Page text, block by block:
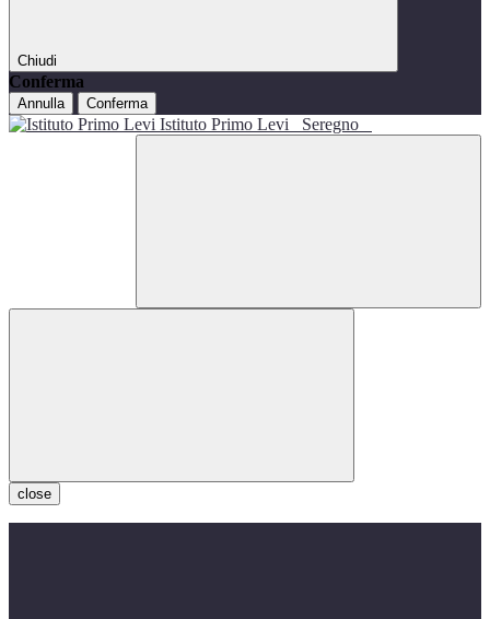
Chiudi
Conferma
Annulla Conferma
Istituto Primo Levi Seregno
close